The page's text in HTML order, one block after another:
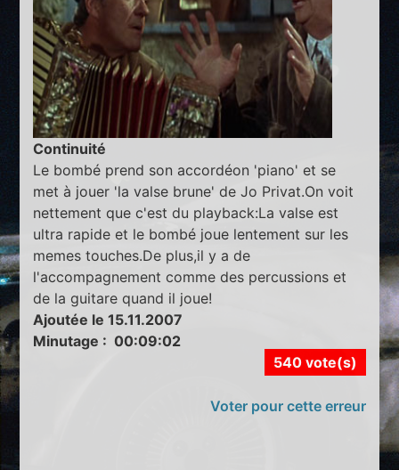
Continuité
Le bombé prend son accordéon 'piano' et se
met à jouer 'la valse brune' de Jo Privat.On voit
nettement que c'est du playback:La valse est
ultra rapide et le bombé joue lentement sur les
memes touches.De plus,il y a de
l'accompagnement comme des percussions et
de la guitare quand il joue!
Ajoutée le 15.11.2007
Minutage : 00:09:02
540 vote(s)
Voter pour cette erreur